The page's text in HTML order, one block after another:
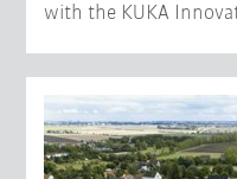
with the KUKA